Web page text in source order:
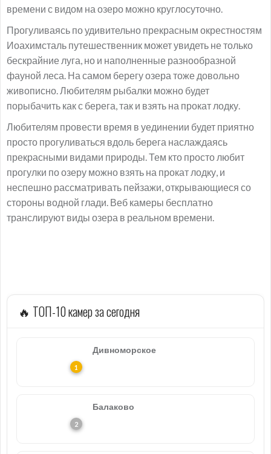
времени с видом на озеро можно круглосуточно.
Прогуливаясь по удивительно прекрасным окрестностям
Иоахимсталь путешественник может увидеть не только
бескрайние луга, но и наполненные разнообразной
фауной леса. На самом берегу озера тоже довольно
живописно. Любителям рыбалки можно будет
порыбачить как с берега, так и взять на прокат лодку.
Любителям провести время в уединении будет приятно
просто прогуливаться вдоль берега наслаждаясь
прекрасными видами природы. Тем кто просто любит
прогулки по озеру можно взять на прокат лодку, и
неспешно рассматривать пейзажи, открывающиеся со
стороны водной глади. Веб камеры бесплатно
транслируют виды озера в реальном времени.
🔥 ТОП-10 камер за сегодня
Дивноморское
Балаково